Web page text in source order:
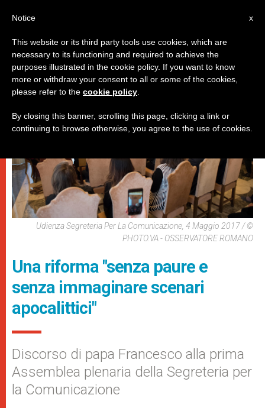
PAPI
Udienza Segreteria Per La Comunicazione, 4 Maggio 2017 / ©
PHOTO.VA - OSSERVATORE ROMANO
Una riforma "senza paure e
senza immaginare scenari
apocalittici"
Discorso di papa Francesco alla prima
Assemblea plenaria della Segreteria per
la Comunicazione
x
Notice
This website or its third party tools use cookies, which are
necessary to its functioning and required to achieve the
purposes illustrated in the cookie policy. If you want to know
more or withdraw your consent to all or some of the cookies,
please refer to the cookie policy
By closing this banner, scrolling this page, clicking a link or
continuing to browse otherwise, you agree to the use of cookies.